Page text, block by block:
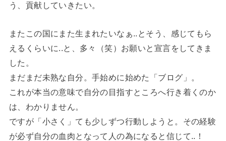
う、貢献していきたい。
またこの国にまた生まれたいなぁ..とそう、感じてもら
えるくらいに..と、多々（笑）お願いと宣言をしてきま
した。
まだまだ未熟な自分。手始めに始めた「ブログ」。
これが本当の意味で自分の目指すところへ行き着くのか
は、わかりません。
ですが「小さく」ても少しずつ行動しようと。その経験
が必ず自分の血肉となって人の為になると信じて..！